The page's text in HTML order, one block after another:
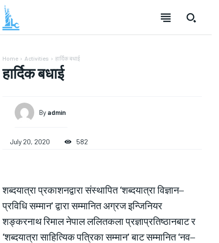
Home Activities हार्दिक बधाई
हार्दिक बधाई
By admin
July 20, 2020 582
शब्दयात्रा प्रकाशनद्वारा संस्थापित ‘शब्दयात्रा विज्ञान–
प्रविधि सम्मान’ द्वारा सम्मानित अग्रज इन्जिनियर
शङ्करनाथ रिमाल नेपाल ललितकला प्रज्ञाप्रतिष्ठानबाट र
‘शब्दयात्रा साहित्यिक पत्रिका सम्मान’ बाट सम्मानित ‘नव–